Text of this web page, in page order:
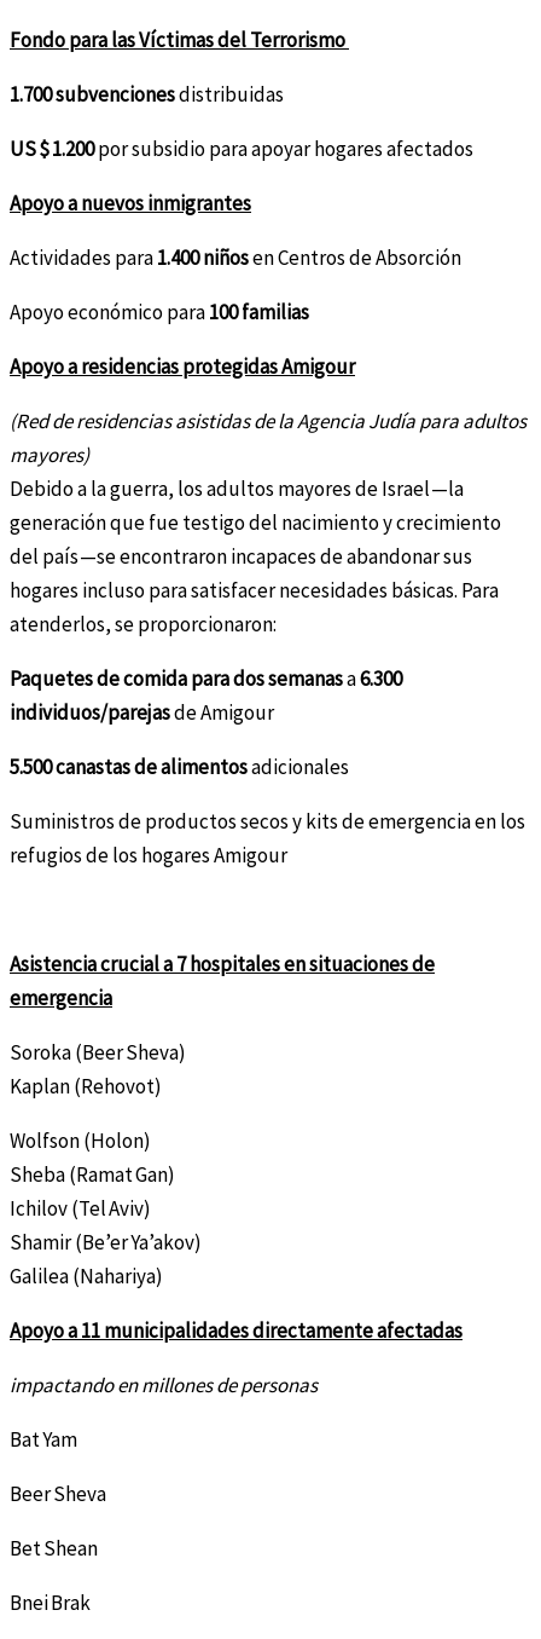
Fondo para las Víctimas del Terrorismo
1.700 subvencionesdistribuidas
US $ 1.200por subsidio para apoyar hogares afectados
Apoyo a nuevos inmigrantes
Actividades para1.400 niñosen Centros de Absorción
Apoyo económico para100 familias
Apoyo a residencias protegidas Amigour
(Red de residencias asistidas de la Agencia Judía para adultos
mayores)
Debido a la guerra, los adultos mayores de Israel —la
generación que fue testigo del nacimiento y crecimiento
del país —se encontraron incapaces de abandonar sus
hogares incluso para satisfacer necesidades básicas. Para
atenderlos, se proporcionaron:
Paquetes de comida para dos semanasa6.300
individuos/parejasde Amigour
5.500 canastas de alimentosadicionales
Suministros de productos secos y kits de emergencia en los
refugios de los hogares Amigour
Asistencia crucial a 7 hospitales en situaciones de
emergencia
Soroka (Beer Sheva)
Kaplan (Rehovot)
Wolfson (Holon)
Sheba (Ramat Gan)
Ichilov (Tel Aviv)
Shamir (Be’er Ya’akov)
Galilea (Nahariya)
Apoyo a 11 municipalidades directamente afectadas
impactando en millones de personas
Bat Yam
Beer Sheva
Bet Shean
Bnei Brak